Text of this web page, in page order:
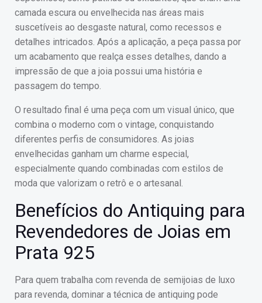
camada escura ou envelhecida nas áreas mais
suscetíveis ao desgaste natural, como recessos e
detalhes intricados. Após a aplicação, a peça passa por
um acabamento que realça esses detalhes, dando a
impressão de que a joia possui uma história e
passagem do tempo.
O resultado final é uma peça com um visual único, que
combina o moderno com o vintage, conquistando
diferentes perfis de consumidores. As joias
envelhecidas ganham um charme especial,
especialmente quando combinadas com estilos de
moda que valorizam o retrô e o artesanal.
Benefícios do Antiquing para
Revendedores de Joias em
Prata 925
Para quem trabalha com revenda de semijoias de luxo
para revenda, dominar a técnica de antiquing pode